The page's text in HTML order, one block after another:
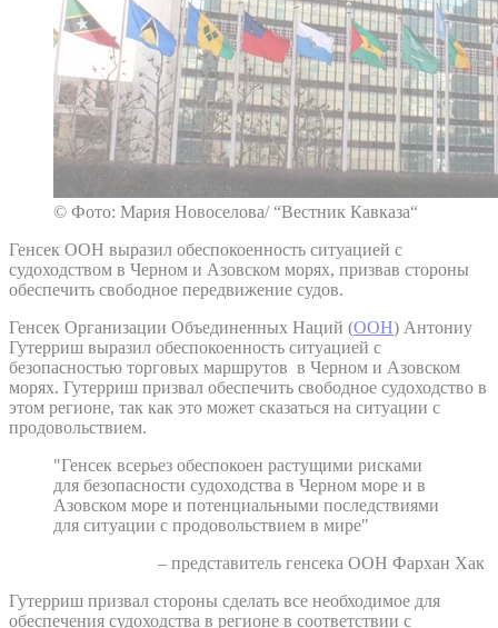
© Фото: Мария Новоселова/ “Вестник Кавказа“
Генсек ООН выразил обеспокоенность ситуацией с
судоходством в Черном и Азовском морях, призвав стороны
обеспечить свободное передвижение судов.
Генсек Организации Объединенных Наций (ООН) Антониу
Гутерриш выразил обеспокоенность ситуацией с
безопасностью торговых маршрутов в Черном и Азовском
морях. Гутерриш призвал обеспечить свободное судоходство в
этом регионе, так как это может сказаться на ситуации с
продовольствием.
"Генсек всерьез обеспокоен растущими рисками
для безопасности судоходства в Черном море и в
Азовском море и потенциальными последствиями
для ситуации с продовольствием в мире"
– представитель генсека ООН Фархан Хак
Гутерриш призвал стороны сделать все необходимое для
обеспечения судоходства в регионе в соответствии с